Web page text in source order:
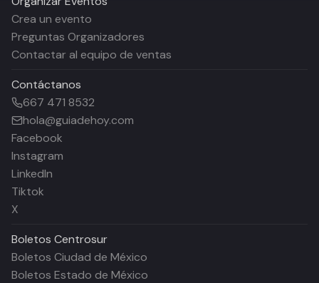
Crea un evento
Preguntas Organizadores
Contactar al equipo de ventas
Contáctanos
667 471 8532
hola@guiadehoy.com
Facebook
Instagram
LinkedIn
Tiktok
X
Boletos Centrosur
Boletos Ciudad de México
Boletos Estado de México